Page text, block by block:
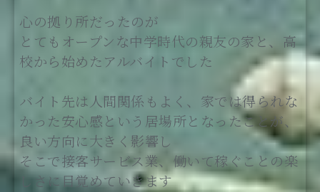
心の拠り所だったのが
とてもオープンな中学時代の親友の家と、高
校から始めたアルバイトでした
バイト先は人間関係もよく、家では得られな
かった安心感という居場所となったことが、
良い方向に大きく影響し
そこで接客サービス業、働いて稼ぐことの楽
しさに目覚めていきます